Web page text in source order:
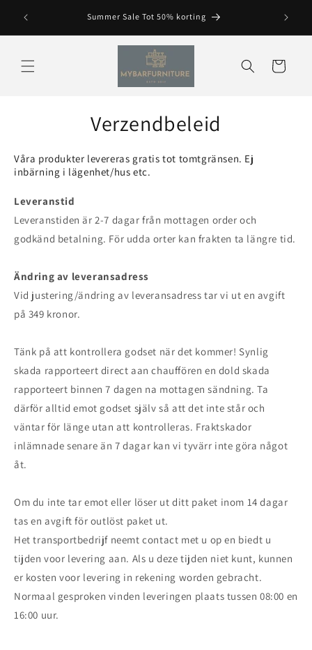
naar
Summer Sale Tot 50% korting
Winkelwagen
Verzendbeleid
Våra produkter levereras gratis tot tomtgränsen. Ej
inbärning i lägenhet/hus etc.
Leveranstid
Leveranstiden är 2-7 dagar från mottagen order och
godkänd betalning. För udda orter kan frakten ta längre tid.
Ändring av leveransadress
Vid justering/ändring av leveransadress tar vi ut en avgift
på 349 kronor.
Tänk på att kontrollera godset när det kommer! Synlig
skada rapporteert direct aan chauffören en dold skada
rapporteert binnen 7 dagen na mottagen sändning. Ta
därför alltid emot godset själv så att det inte står och
väntar för länge utan att kontrolleras. Fraktskador
inlämnade senare än 7 dagar kan vi tyvärr inte göra något
åt.
Om du inte tar emot eller löser ut ditt paket inom 14 dagar
tas en avgift för outlöst paket ut.
Het transportbedrijf neemt contact met u op en biedt u
tijden voor levering aan. Als u deze tijden niet kunt, kunnen
er kosten voor levering in rekening worden gebracht.
Normaal gesproken vinden leveringen plaats tussen 08:00 en
16:00 uur.